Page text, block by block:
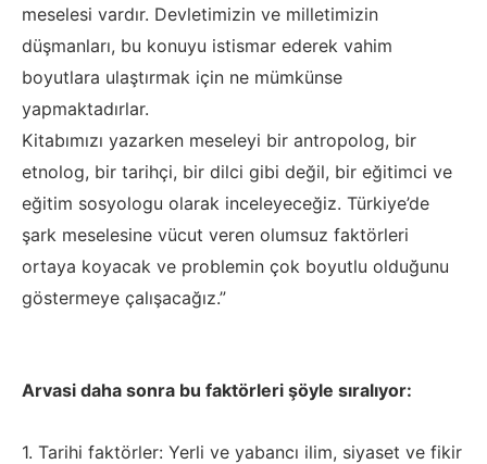
meselesi vardır. Devletimizin ve milletimizin
düşmanları, bu konuyu istismar ederek vahim
boyutlara ulaştırmak için ne mümkünse
yapmaktadırlar.
Kitabımızı yazarken meseleyi bir antropolog, bir
etnolog, bir tarihçi, bir dilci gibi değil, bir eğitimci ve
eğitim sosyologu olarak inceleyeceğiz. Türkiye’de
şark meselesine vücut veren olumsuz faktörleri
ortaya koyacak ve problemin çok boyutlu olduğunu
göstermeye çalışacağız.”
Arvasi daha sonra bu faktörleri şöyle sıralıyor:
1. Tarihi faktörler: Yerli ve yabancı ilim, siyaset ve fikir